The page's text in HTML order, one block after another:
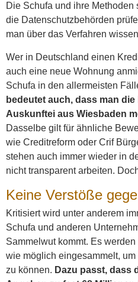
Die Schufa und ihre Methoden
die Datenschutzbehörden
man über das Verfahren
Wer in Deutschland einen
auch eine neue Wohnung
Schufa in den allermeisten
bedeutet auch, dass man
Auskunftei aus Wiesbaden
Dasselbe gilt für ähnliche
wie Creditreform oder Crif
stehen auch immer wieder in
nicht transparent arbeiten.
Keine Verstöße
Kritisiert wird unter anderem
Schufa und anderen
Sammelwut kommt. Es
wie möglich eingesammelt,
zu können. Dazu passt, dass